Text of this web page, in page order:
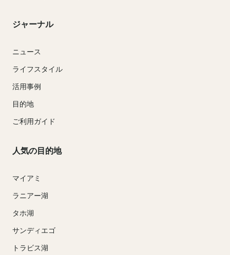
ジャーナル
ニュース
ライフスタイル
活用事例
目的地
ご利用ガイド
人気の目的地
マイアミ
ラニアー湖
タホ湖
サンディエゴ
トラビス湖